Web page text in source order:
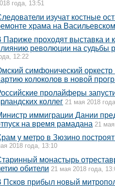
года, 13:51
изучат костные
храма на
Париже проходят выставка
революции на судьбы
12:22
симфонический оркестр
колоколов в новой
пролайферы
коллег 21 мая 2018
иммиграции Дании
на время рамадана 21
у метро в Зюзино
2018 года, 13:10
монастырь
обители 21 мая 2018 года,
Псков прибыл новый